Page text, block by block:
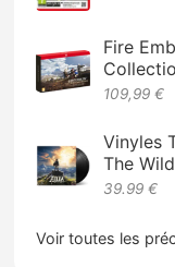
Fire
109,99 €
Vinyles
The
39.99 €
Voir toutes les